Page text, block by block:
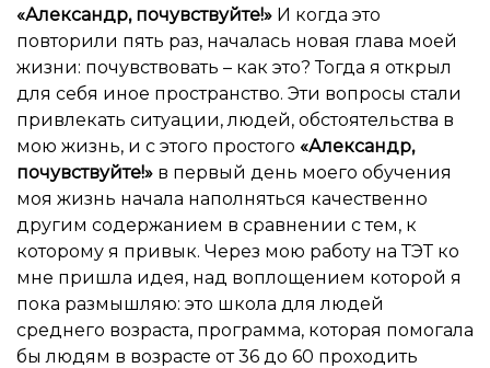
«Александр, почувствуйте!» И когда это
повторили пять раз, началась новая глава моей
жизни: почувствовать – как это? Тогда я открыл
для себя иное пространство. Эти вопросы стали
привлекать ситуации, людей, обстоятельства в
мою жизнь, и с этого простого «Александр,
почувствуйте!» в первый день моего обучения
моя жизнь начала наполняться качественно
другим содержанием в сравнении с тем, к
которому я привык. Через мою работу на ТЭТ ко
мне пришла идея, над воплощением которой я
пока размышляю: это школа для людей
среднего возраста, программа, которая помогала
бы людям в возрасте от 36 до 60 проходить